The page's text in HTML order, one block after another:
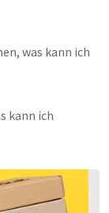
was kann ich
kann ich